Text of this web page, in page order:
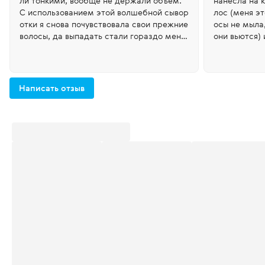
С использованием этой волшебной сывор
отки я снова почувствовала свои прежние
волосы, да выпадать стали гораздо мень
лос (меня
осы не
они
Написать отзыв